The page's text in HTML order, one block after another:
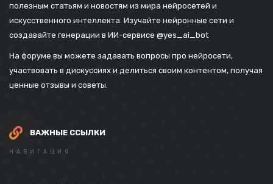
полезным статьям и новостям из мира нейросетей и
искусственного интеллекта. Изучайте нейронные сети и
создавайте генерации в ИИ-сервисе @yes_ai_bot
На форуме вы можете задавать вопросы про нейросети,
участвовать в дискуссиях и делиться своим контентом, получая
ценные отзывы и советы.
ВАЖНЫЕ ССЫЛКИ
НАВИГАЦИЯ